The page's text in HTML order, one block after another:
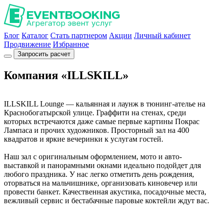
Блог Каталог Стать партнером Акции Личный кабинет
Продвижение Избранное
Запросить расчет
Компания «ILLSKILL»
ILLSKILL Lounge — кальянная и лаунж в тюнинг-ателье на
Краснобогатырской улице. Граффити на стенах, среди
которых встречаются даже самые первые картины Покрас
Лампаса и прочих художников. Просторный зал на 400
квадратов и яркие вечеринки к услугам гостей.
Наш зал с оригинальным оформлением, мото и авто-
выставкой и панорамными окнами идеально подойдет для
любого праздника. У нас легко отметить день рождения,
оторваться на мальчишнике, организовать киновечер или
провести банкет. Качественная акустика, посадочные места,
вежливый сервис и бестабачные паровые коктейли ждут вас.